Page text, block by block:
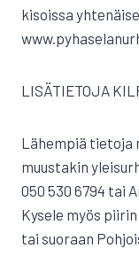
kisoissa
LISÄTIETOJA
Lähempiä tietoja
muustakin
050 530 6794 tai
Kysele myös
tai suoraan